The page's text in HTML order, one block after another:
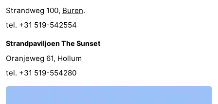
Strandweg 100, Buren.
tel. +31 519-542554
Strandpaviljoen The Sunset
Oranjeweg 61, Hollum
tel. +31 519-554280